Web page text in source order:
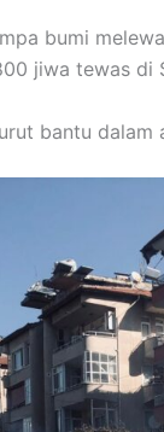
bumi
jiwa tewas di
bantu dalam